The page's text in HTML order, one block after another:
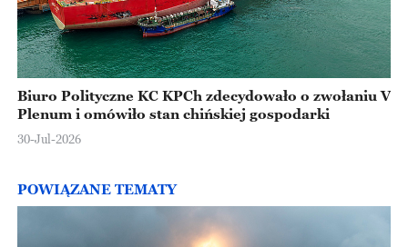
Biuro Polityczne KC KPCh zdecydowało o zwołaniu V
Plenum i omówiło stan chińskiej gospodarki
30-Jul-2026
POWIĄZANE TEMATY